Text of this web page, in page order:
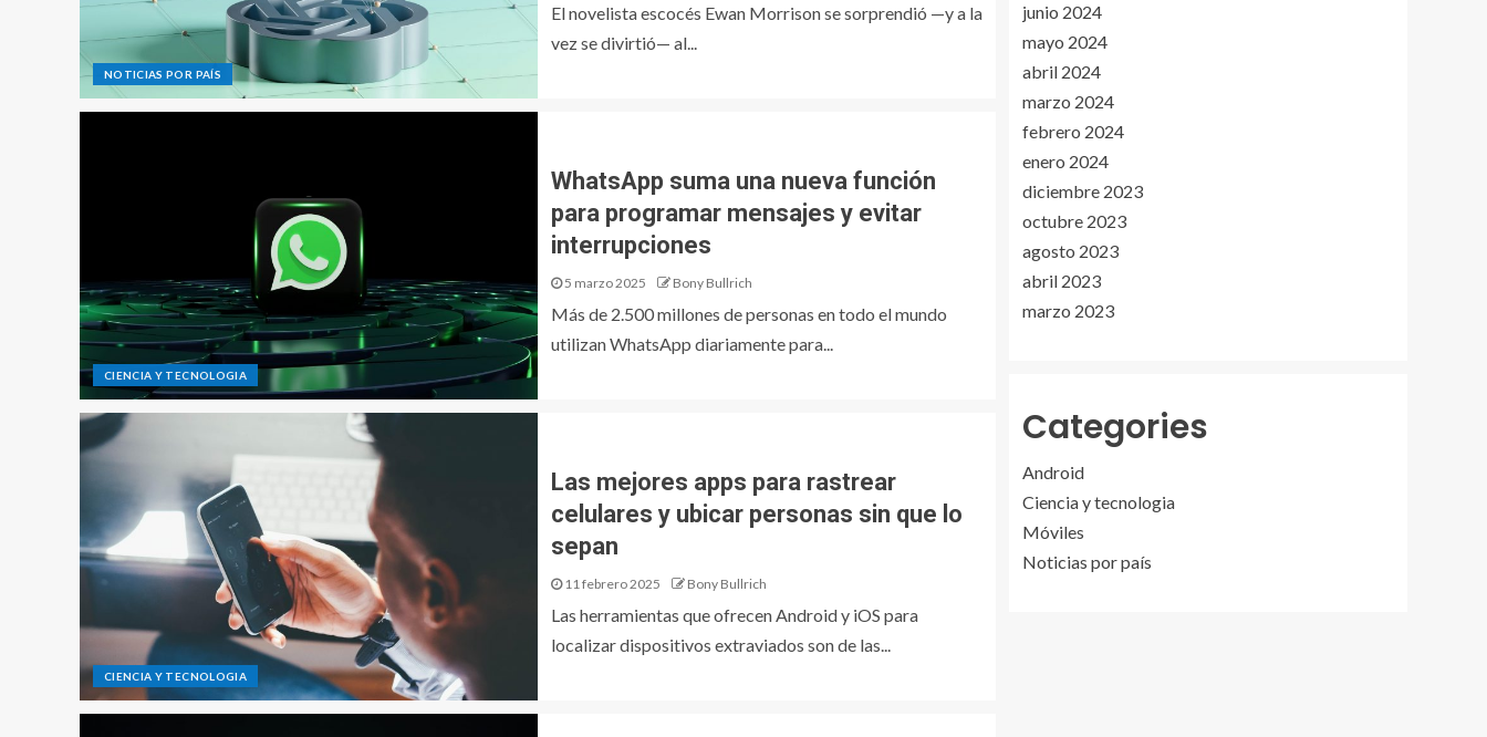
NOTICIAS POR PAÍS
El novelista escocés Ewan Morrison se sorprendió —y a la
vez se divirtió— al...
CIENCIA Y TECNOLOGIA
WhatsApp suma una nueva función
para programar mensajes y evitar
interrupciones
5 marzo 2025 Bony Bullrich
Más de 2.500 millones de personas en todo el mundo
utilizan WhatsApp diariamente para...
CIENCIA Y TECNOLOGIA
Las mejores apps para rastrear
celulares y ubicar personas sin que lo
sepan
11 febrero 2025 Bony Bullrich
Las herramientas que ofrecen Android y iOS para
localizar dispositivos extraviados son de las...
junio 2024
mayo 2024
abril 2024
marzo 2024
febrero 2024
enero 2024
diciembre 2023
octubre 2023
agosto 2023
abril 2023
marzo 2023
Categories
Android
Ciencia y tecnologia
Móviles
Noticias por país